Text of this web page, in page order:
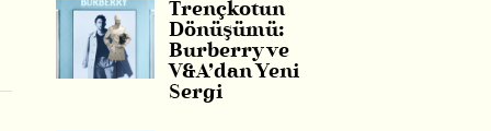
Trençkotun
Dönüşümü:
Burberry ve
V&A’dan Yeni
Sergi